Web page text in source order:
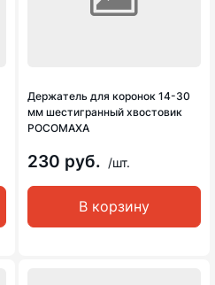
Держатель для коронок 14-30
мм шестигранный хвостовик
РОСОМАХА
230 руб. /шт.
В корзину